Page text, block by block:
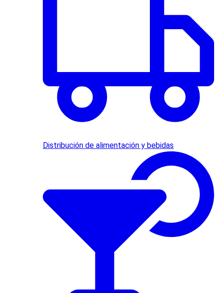
Distribución de alimentación y bebidas